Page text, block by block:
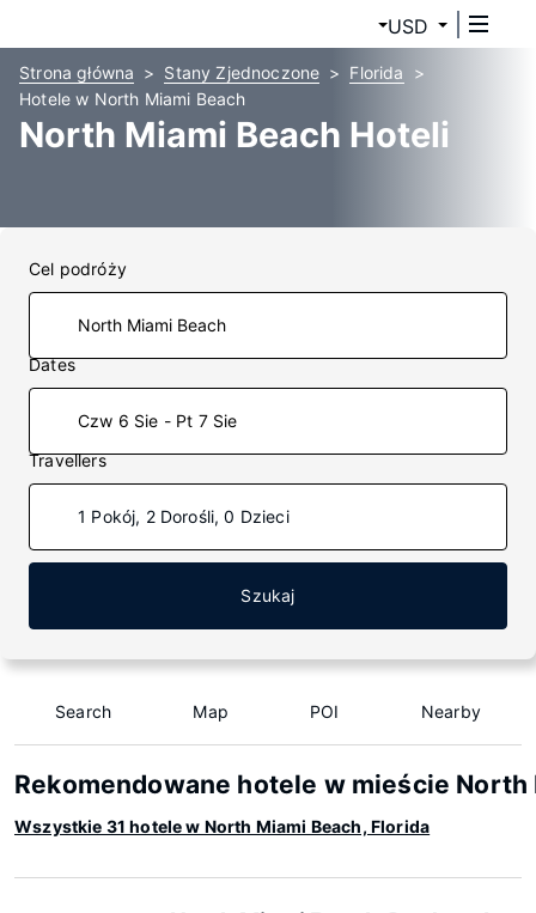
USD
Strona główna Stany Zjednoczone
Florida
Hotele w North Miami Beach
North Miami Beach Hoteli
Cel podróży
Dates
Czw 6 Sie - Pt 7 Sie
Travellers
1 Pokój, 2 Dorośli, 0 Dzieci
Szukaj
Search Map POI Nearby
Rekomendowane hotele w mieście North
Wszystkie 31 hotele w North Miami Beach, Florida